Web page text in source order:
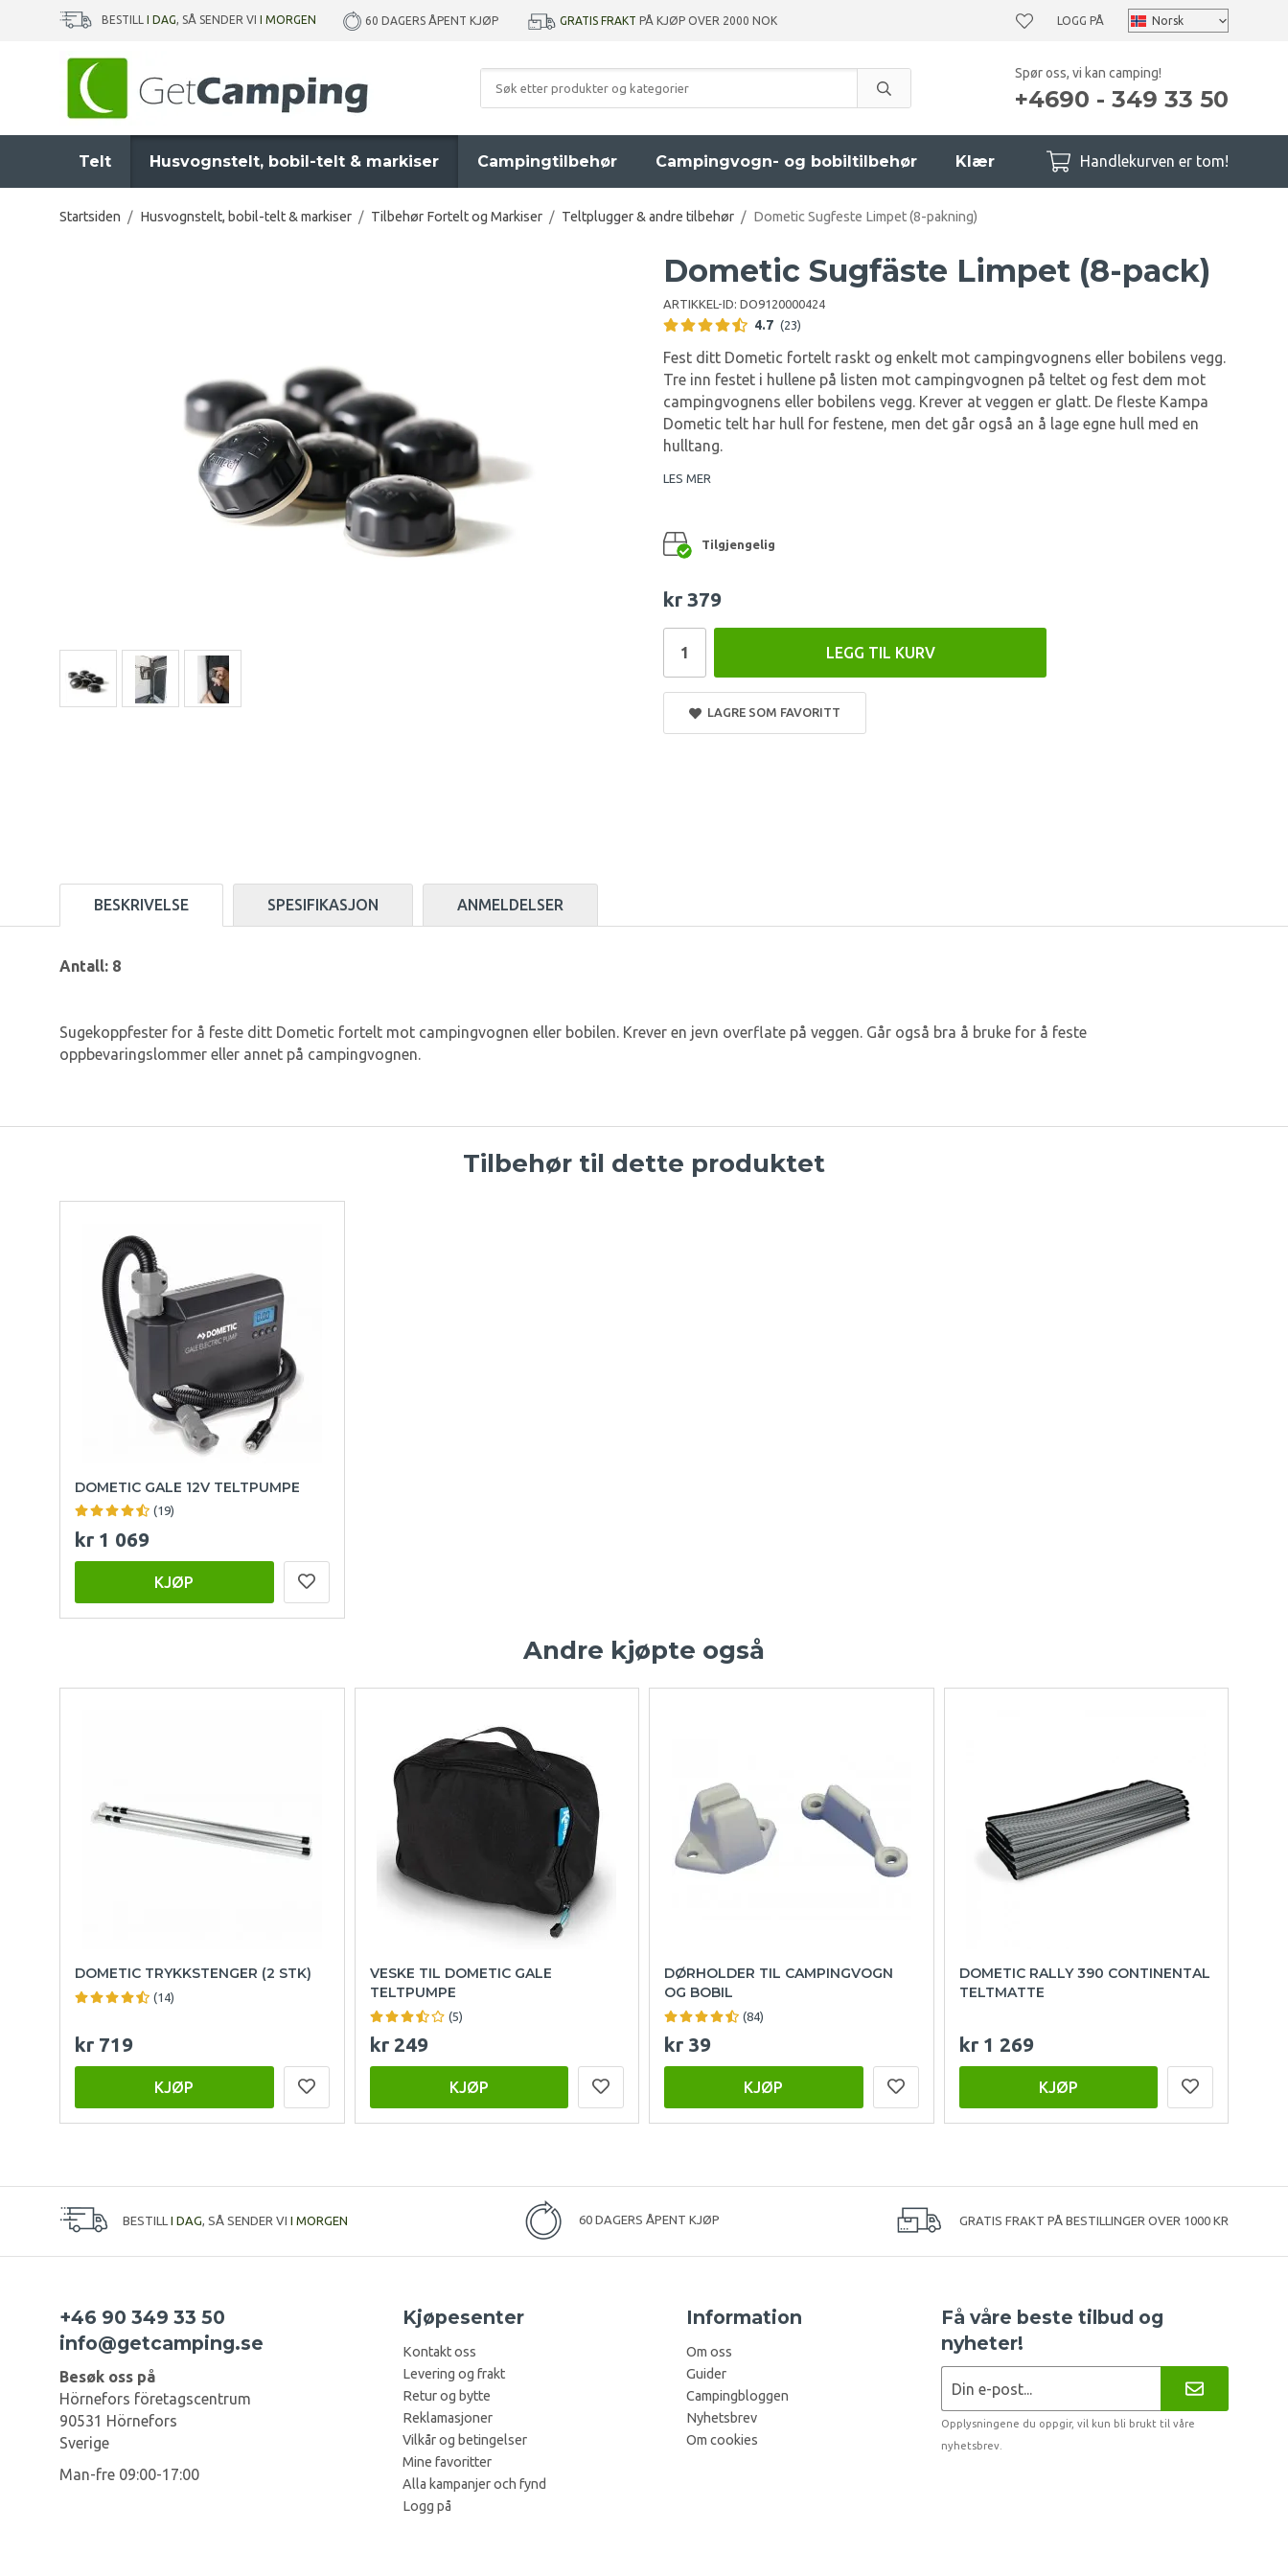
BESTILL I DAG, SÅ SENDER VI I MORGEN 60 DAGERS ÅPENT KJØP GRATIS FRAKT PÅ KJØP OVER 2000 NOK LOGG PÅ
Spør oss, vi kan camping!
+4690 - 349 33 50
Telt Husvognstelt, bobil-telt & markiser Campingtilbehør Campingvogn- og bobiltilbehør Klær Handlekurven er tom!
Startsiden / Husvognstelt, bobil-telt & markiser / Tilbehør Fortelt og Markiser / Teltplugger & andre tilbehør / Dometic Sugfeste Limpet (8-pakning)
Dometic Sugfäste Limpet (8-pack)
ARTIKKEL-ID: DO9120000424
4.7 (23)
Fest ditt Dometic fortelt raskt og enkelt mot campingvognens eller bobilens vegg.
Tre inn festet i hullene på listen mot campingvognen på teltet og fest dem mot
campingvognens eller bobilens vegg. Krever at veggen er glatt. De fleste Kampa
Dometic telt har hull for festene, men det går også an å lage egne hull med en
hulltang.
LES MER
Tilgjengelig
kr 379
LEGG TIL KURV
LAGRE SOM FAVORITT
BESKRIVELSE SPESIFIKASJON ANMELDELSER
Antall: 8
Sugekoppfester for å feste ditt Dometic fortelt mot campingvognen eller bobilen. Krever en jevn overflate på veggen. Går også bra å bruke for å feste
oppbevaringslommer eller annet på campingvognen.
Tilbehør til dette produktet
DOMETIC GALE 12V TELTPUMPE
(19)
kr 1 069
KJØP
Andre kjøpte også
DOMETIC TRYKKSTENGER (2 STK)
(14)
kr 719
KJØP
VESKE TIL DOMETIC GALE
TELTPUMPE
(5)
kr 249
KJØP
DØRHOLDER TIL CAMPINGVOGN
OG BOBIL
(84)
kr 39
KJØP
DOMETIC RALLY 390 CONTINENTAL
TELTMATTE
kr 1 269
KJØP
BESTILL I DAG , SÅ SENDER VI I MORGEN 60 DAGERS ÅPENT KJØP GRATIS FRAKT PÅ BESTILLINGER OVER 1000 KR
+46 90 349 33 50
info@getcamping.se
Besøk oss på
Hörnefors företagscentrum
90531 Hörnefors
Sverige
Man-fre 09:00-17:00
Kjøpesenter
Kontakt oss
Levering og frakt
Retur og bytte
Reklamasjoner
Vilkår og betingelser
Mine favoritter
Alla kampanjer och fynd
Logg på
Information
Om oss
Guider
Campingbloggen
Nyhetsbrev
Om cookies
Få våre beste tilbud og
nyheter!
Opplysningene du oppgir, vil kun bli brukt til våre
nyhetsbrev.